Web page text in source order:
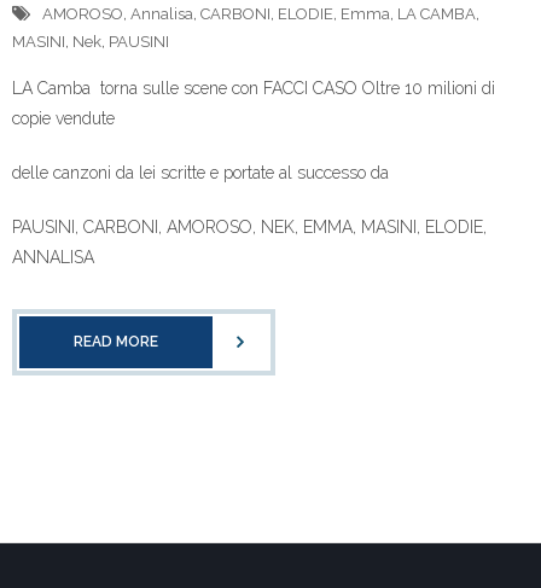
AMOROSO, Annalisa, CARBONI, ELODIE, Emma, LA CAMBA,
MASINI, Nek, PAUSINI
LA Camba torna sulle scene con FACCI CASO Oltre 10 milioni di
copie vendute
delle canzoni da lei scritte e portate al successo da
PAUSINI, CARBONI, AMOROSO, NEK, EMMA, MASINI, ELODIE,
ANNALISA
READ MORE